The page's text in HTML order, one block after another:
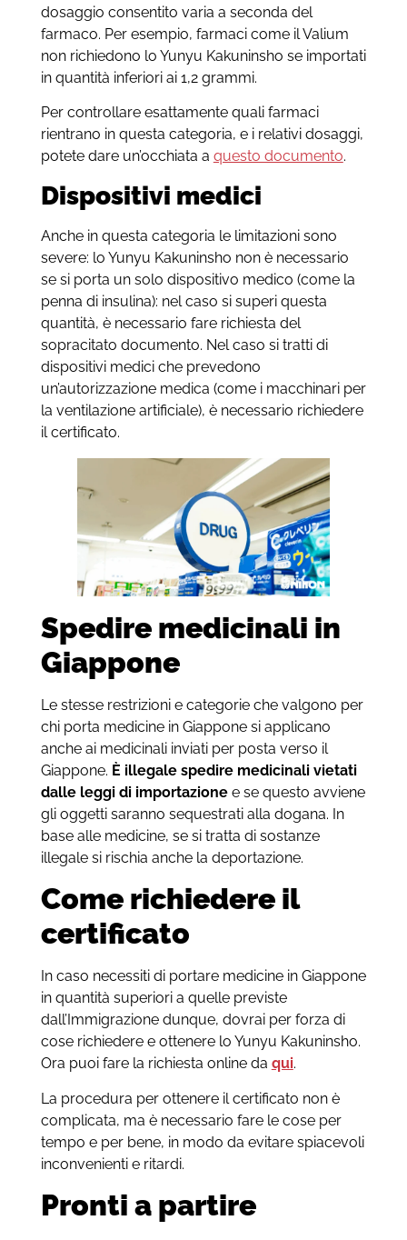
dosaggio consentito varia a seconda del
farmaco. Per esempio, farmaci come il Valium
non richiedono lo Yunyu Kakuninsho se importati
in quantità inferiori ai 1,2 grammi.
Per controllare esattamente quali farmaci
rientrano in questa categoria, e i relativi dosaggi,
potete dare un’occhiata a questo documento.
Dispositivi medici
Anche in questa categoria le limitazioni sono
severe: lo Yunyu Kakuninsho non è necessario
se si porta un solo dispositivo medico (come la
penna di insulina): nel caso si superi questa
quantità, è necessario fare richiesta del
sopracitato documento. Nel caso si tratti di
dispositivi medici che prevedono
un’autorizzazione medica (come i macchinari per
la ventilazione artificiale), è necessario richiedere
il certificato.
Spedire medicinali in
Giappone
Le stesse restrizioni e categorie che valgono per
chi porta medicine in Giappone si applicano
anche ai medicinali inviati per posta verso il
Giappone. È illegale spedire medicinali vietati
dalle leggi di importazionee se questo avviene
gli oggetti saranno sequestrati alla dogana. In
base alle medicine, se si tratta di sostanze
illegale si rischia anche la deportazione.
Come richiedere il
certificato
In caso necessiti di portare medicine in Giappone
in quantità superiori a quelle previste
dall’Immigrazione dunque, dovrai per forza di
cose richiedere e ottenere lo Yunyu Kakuninsho.
Ora puoi fare la richiesta online da qui.
La procedura per ottenere il certificato non è
complicata, ma è necessario fare le cose per
tempo e per bene, in modo da evitare spiacevoli
inconvenienti e ritardi.
Pronti a partire